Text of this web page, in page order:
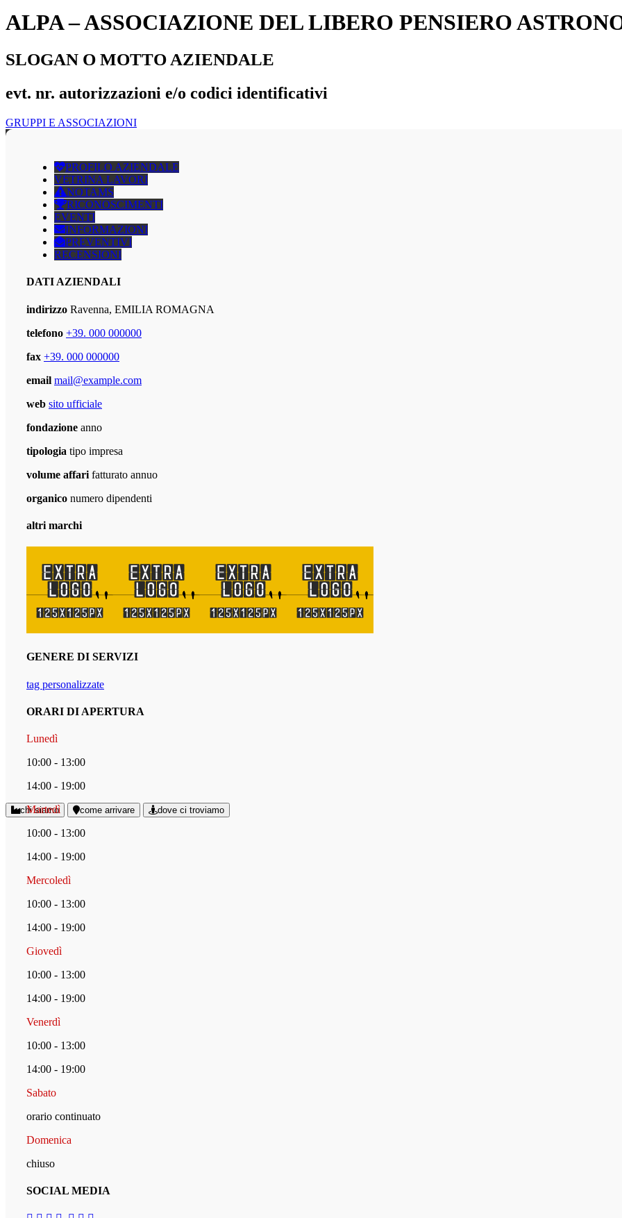
chi siamo come arrivare dove ci troviamo
ALPA – ASSOCIAZIONE DEL LIBERO PENSIERO
SLOGAN O MOTTO AZIENDALE
evt. nr. autorizzazioni e/o codici identificativi
GRUPPI E ASSOCIAZIONI
PROFILO AZIENDALE
VETRINA LAVORI
NOTAMS
RICONOSCIMENTI
EVENTI
INFORMAZIONI
PREVENTIVI
RECENSIONI
DATI AZIENDALI
indirizzo Ravenna, EMILIA ROMAGNA
telefono +39. 000 000000
fax +39. 000 000000
email mail@example.com
web sito ufficiale
fondazione anno
tipologia tipo impresa
volume affari fatturato annuo
organico numero dipendenti
altri marchi
GENERE DI SERVIZI
tag personalizzate
ORARI DI APERTURA
Lunedì
10:00 - 13:00
14:00 - 19:00
Martedì
10:00 - 13:00
14:00 - 19:00
Mercoledì
10:00 - 13:00
14:00 - 19:00
Giovedì
10:00 - 13:00
14:00 - 19:00
Venerdì
10:00 - 13:00
14:00 - 19:00
Sabato
orario continuato
Domenica
chiuso
SOCIAL MEDIA